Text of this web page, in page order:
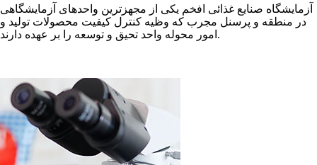
آزمایشگاه صنایع غذائی افخم یکی از مجهزترین واحدهای آزمایشگاهی
در منطقه و پرسنل مجرب که وظیه کنترل کیفیت محصولات تولید و
امور محوله واحد تحیق و توسعه را بر عهده دارند.